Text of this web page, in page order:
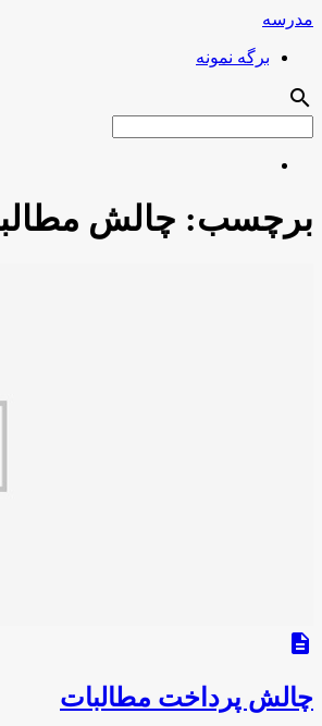
مدرسه
برگه نمونه
search
برچسب: چالش
description
چالش پرداخت مطالبات